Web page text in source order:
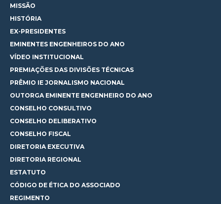
MISSÃO
HISTÓRIA
EX-PRESIDENTES
EMINENTES ENGENHEIROS DO ANO
VÍDEO INSTITUCIONAL
PREMIAÇÕES DAS DIVISÕES TÉCNICAS
PRÊMIO IE JORNALISMO NACIONAL
OUTORGA EMINENTE ENGENHEIRO DO ANO
CONSELHO CONSULTIVO
CONSELHO DELIBERATIVO
CONSELHO FISCAL
DIRETORIA EXECUTIVA
DIRETORIA REGIONAL
ESTATUTO
CÓDIGO DE ÉTICA DO ASSOCIADO
REGIMENTO